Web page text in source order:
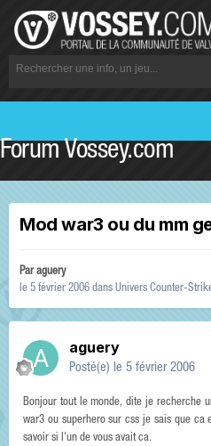
Forum Vossey.com
Mod war3 ou du mm
Paraguery
le 5 février 2006 dans Univers Counter-
aguery
Posté(e) le 5 février 2006
Bonjour tout le monde, dite je recherche
war3 ou superhero sur css je sais que ca
savoir si l'un de vous avait ca.